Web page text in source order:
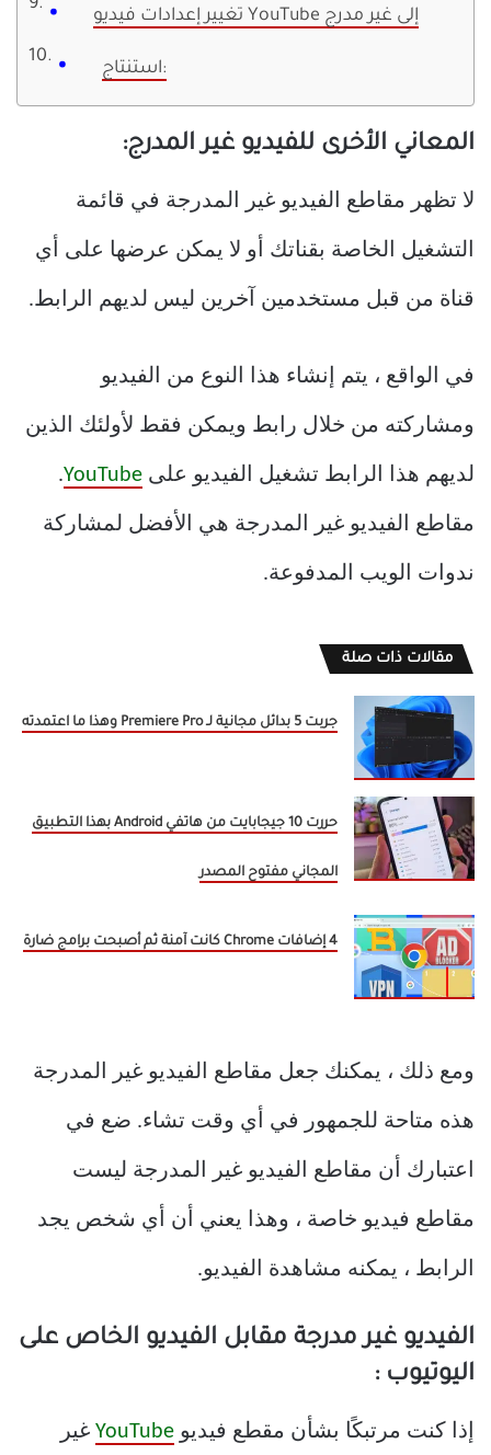
تغيير إعدادات فيديو YouTube إلى غير مدرج
استنتاج:
المعاني الأخرى للفيديو غير المدرج:
لا تظهر مقاطع الفيديو غير المدرجة في قائمة
التشغيل الخاصة بقناتك أو لا يمكن عرضها على أي
قناة من قبل مستخدمين آخرين ليس لديهم الرابط.
في الواقع ، يتم إنشاء هذا النوع من الفيديو
ومشاركته من خلال رابط ويمكن فقط لأولئك الذين
لديهم هذا الرابط تشغيل الفيديو على YouTube
.
مقاطع الفيديو غير المدرجة هي الأفضل لمشاركة
ندوات الويب المدفوعة.
مقالات ذات صلة
جربت 5 بدائل مجانية لـ Premiere Pro وهذا ما اعتمدته
حررت 10 جيجابايت من هاتفي Android بهذا التطبيق
المجاني مفتوح المصدر
4 إضافات Chrome كانت آمنة ثم أصبحت برامج ضارة
ومع ذلك ، يمكنك جعل مقاطع الفيديو غير المدرجة
هذه متاحة للجمهور في أي وقت تشاء. ضع في
اعتبارك أن مقاطع الفيديو غير المدرجة ليست
مقاطع فيديو خاصة ، وهذا يعني أن أي شخص يجد
الرابط ، يمكنه مشاهدة الفيديو.
الفيديو غير مدرجة مقابل الفيديو الخاص على
اليوتيوب :
إذا كنت مرتبكًا بشأن مقطع فيديو YouTube غير